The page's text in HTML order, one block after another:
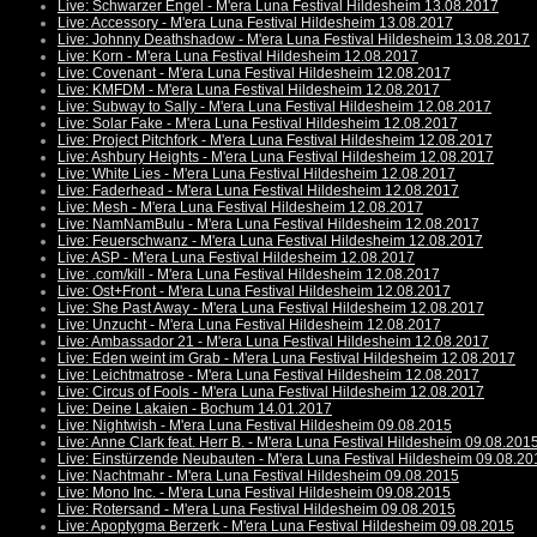
Live: Schwarzer Engel - M'era Luna Festival Hildesheim 13.08.2017
Live: Accessory - M'era Luna Festival Hildesheim 13.08.2017
Live: Johnny Deathshadow - M'era Luna Festival Hildesheim 13.08.2017
Live: Korn - M'era Luna Festival Hildesheim 12.08.2017
Live: Covenant - M'era Luna Festival Hildesheim 12.08.2017
Live: KMFDM - M'era Luna Festival Hildesheim 12.08.2017
Live: Subway to Sally - M'era Luna Festival Hildesheim 12.08.2017
Live: Solar Fake - M'era Luna Festival Hildesheim 12.08.2017
Live: Project Pitchfork - M'era Luna Festival Hildesheim 12.08.2017
Live: Ashbury Heights - M'era Luna Festival Hildesheim 12.08.2017
Live: White Lies - M'era Luna Festival Hildesheim 12.08.2017
Live: Faderhead - M'era Luna Festival Hildesheim 12.08.2017
Live: Mesh - M'era Luna Festival Hildesheim 12.08.2017
Live: NamNamBulu - M'era Luna Festival Hildesheim 12.08.2017
Live: Feuerschwanz - M'era Luna Festival Hildesheim 12.08.2017
Live: ASP - M'era Luna Festival Hildesheim 12.08.2017
Live: .com/kill - M'era Luna Festival Hildesheim 12.08.2017
Live: Ost+Front - M'era Luna Festival Hildesheim 12.08.2017
Live: She Past Away - M'era Luna Festival Hildesheim 12.08.2017
Live: Unzucht - M'era Luna Festival Hildesheim 12.08.2017
Live: Ambassador 21 - M'era Luna Festival Hildesheim 12.08.2017
Live: Eden weint im Grab - M'era Luna Festival Hildesheim 12.08.2017
Live: Leichtmatrose - M'era Luna Festival Hildesheim 12.08.2017
Live: Circus of Fools - M'era Luna Festival Hildesheim 12.08.2017
Live: Deine Lakaien - Bochum 14.01.2017
Live: Nightwish - M'era Luna Festival Hildesheim 09.08.2015
Live: Anne Clark feat. Herr B. - M'era Luna Festival Hildesheim
Live: Einstürzende Neubauten - M'era Luna Festival Hildesheim
Live: Nachtmahr - M'era Luna Festival Hildesheim 09.08.2015
Live: Mono Inc. - M'era Luna Festival Hildesheim 09.08.2015
Live: Rotersand - M'era Luna Festival Hildesheim 09.08.2015
Live: Apoptygma Berzerk - M'era Luna Festival Hildesheim 09.08.2015